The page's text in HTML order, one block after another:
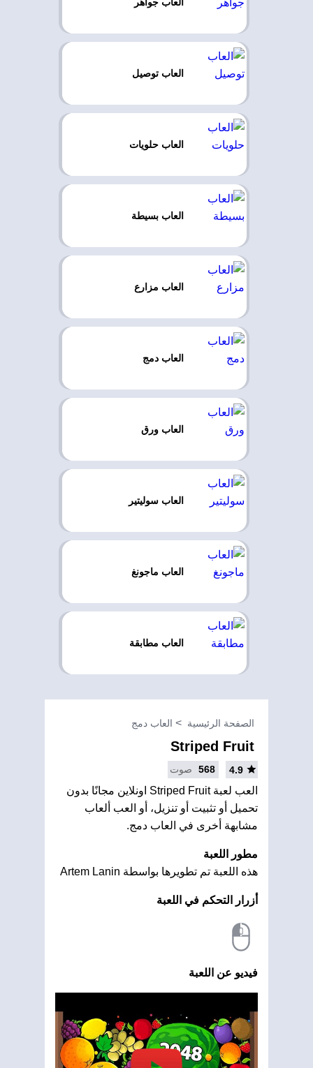
العاب توصيل
العاب حلويات
العاب بسيطة
العاب مزارع
العاب دمج
العاب ورق
العاب سوليتير
العاب ماجونغ
العاب مطابقة
الصفحة الرئيسية العاب دمج
Striped Fruit
4.9
568 صوت
العب لعبة Striped Fruit اونلاين مجانًا بدون
تحميل أو تثبيت أو تنزيل، أو العب ألعاب
مشابهة أخرى في العاب دمج.
مطور اللعبة
هذه اللعبة تم تطويرها بواسطة Artem Lanin
أزرار التحكم في اللعبة
فيديو عن اللعبة